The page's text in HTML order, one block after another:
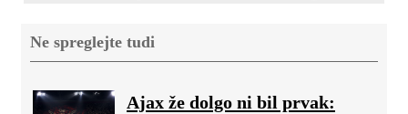
Ne spreglejte tudi
Ajax že dolgo ni bil prvak: